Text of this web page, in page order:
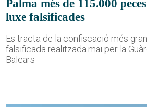
Palma més de 115.000
luxe falsificades
Es tracta de la confiscació més
falsificada realitzada mai per la
Balears